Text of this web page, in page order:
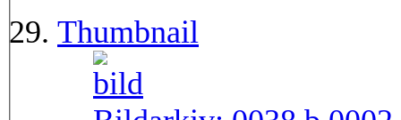
Thumbnail